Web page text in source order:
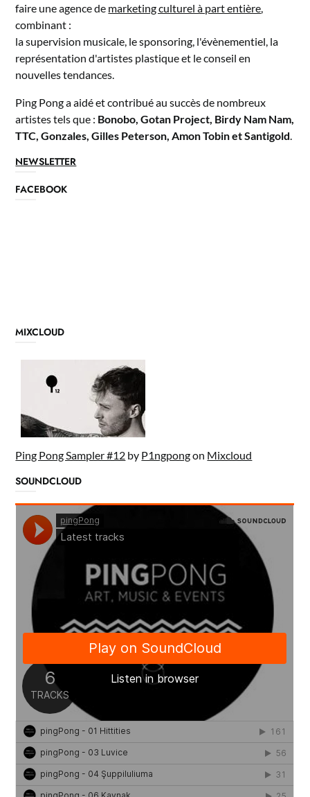
faire une agence de marketing culturel à part entière
combinant :
la supervision musicale, le sponsoring, l'évènementiel, la
représentation d'artistes plastique et le conseil en
nouvelles tendances.
Ping Pong a aidé et contribué au succès de nombreux
artistes tels que : Bonobo, Gotan Project, Birdy Nam Nam,
TTC, Gonzales, Gilles Peterson, Amon Tobin et Santigold
NEWSLETTER
FACEBOOK
MIXCLOUD
Ping Pong Sampler #12 by P1ngpongon Mixcloud
SOUNDCLOUD